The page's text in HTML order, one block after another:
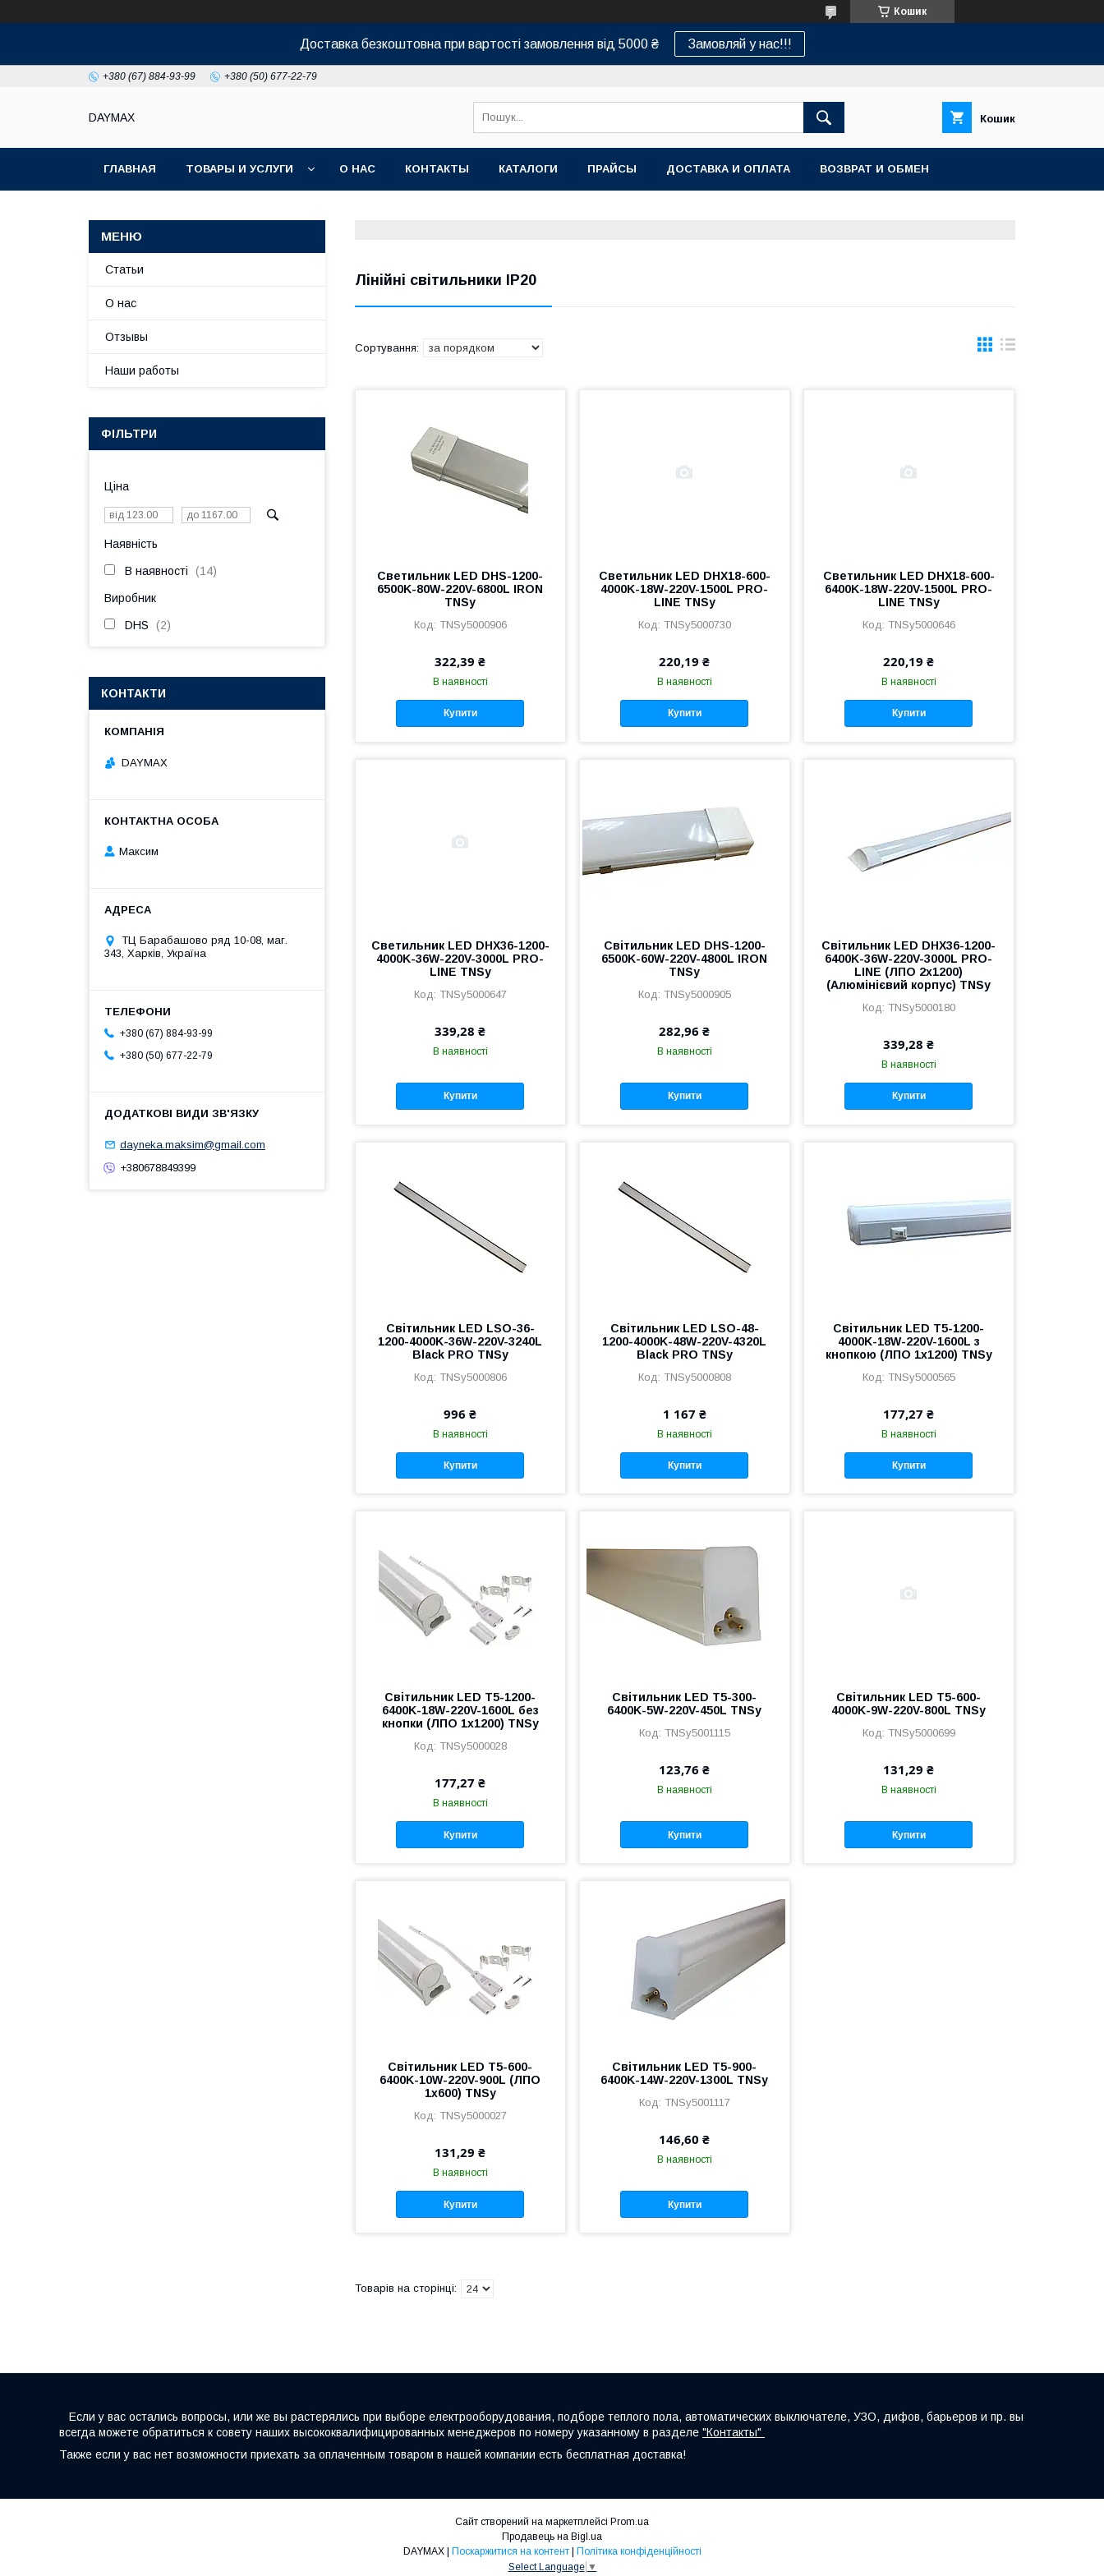
Кошик
Доставка безкоштовна при вартості замовлення від 5000 ₴ Замовляй у нас!!!
+380 (67) 884-93-99 +380 (50) 677-22-79
DAYMAX Кошик
ГЛАВНАЯ ТОВАРЫ И УСЛУГИ О НАС КОНТАКТЫ КАТАЛОГИ ПРАЙСЫ ДОСТАВКА И ОПЛАТА ВОЗВРАТ И ОБМЕН
Лінійні світильники IP20
Светильник LED DHS-1200-
6500K-80W-220V-6800L IRON
TNSy
TNSy5000906
322,39 ₴
В наявності
Купити
Светильник LED DHX18-600-
4000K-18W-220V-1500L PRO-
LINE TNSy
TNSy5000730
220,19 ₴
В наявності
Купити
Светильник LED DHX18-600-
6400K-18W-220V-1500L PRO-
LINE TNSy
TNSy5000646
220,19 ₴
В наявності
Купити
Светильник LED DHX36-1200-
4000K-36W-220V-3000L PRO-
LINE TNSy
TNSy5000647
339,28 ₴
В наявності
Купити
Світильник LED DHS-1200-
6500K-60W-220V-4800L IRON
TNSy
TNSy5000905
282,96 ₴
В наявності
Купити
Світильник LED DHX36-1200-
6400K-36W-220V-3000L PRO-
LINE (ЛПО 2х1200)
(Алюмінієвий корпус) TNSy
TNSy5000180
339,28 ₴
В наявності
Купити
Світильник LED LSO-36-
1200-4000K-36W-220V-3240L
Black PRO TNSy
TNSy5000806
996 ₴
В наявності
Купити
Світильник LED LSO-48-
1200-4000K-48W-220V-4320L
Black PRO TNSy
TNSy5000808
1 167 ₴
В наявності
Купити
Світильник LED T5-1200-
4000K-18W-220V-1600L з
кнопкою (ЛПО 1х1200) TNSy
TNSy5000565
177,27 ₴
В наявності
Купити
Світильник LED T5-1200-
6400K-18W-220V-1600L без
кнопки (ЛПО 1х1200) TNSy
TNSy5000028
177,27 ₴
В наявності
Купити
Світильник LED T5-300-
6400K-5W-220V-450L TNSy
TNSy5001115
123,76 ₴
В наявності
Купити
Світильник LED T5-600-
4000K-9W-220V-800L TNSy
TNSy5000699
131,29 ₴
В наявності
Купити
Світильник LED T5-600-
6400K-10W-220V-900L (ЛПО
1х600) TNSy
TNSy5000027
131,29 ₴
В наявності
Купити
Світильник LED T5-900-
6400K-14W-220V-1300L TNSy
TNSy5001117
146,60 ₴
В наявності
Купити
Статьи
О нас
Отзывы
Наши работы
ФІЛЬТРИ
Ціна
Наявність
В наявності 14
Виробник
DHS 2
КОНТАКТИ
DAYMAX
Максим
ТЦ Барабашово ряд 10-08, маг.
343, Харків, Україна
+380 (67) 884-93-99
+380 (50) 677-22-79
dayneka.maksim@gmail.com
+380678849399
Если у вас остались вопросы, или же вы растерялись при выборе електрооборудования, подборе теплого пола, автоматических выключателе, УЗО, дифов, барьеров и пр. вы
всегда можете обратиться к совету наших высококвалифицированных менеджеров по номеру указанному в разделе "Контакты"
Также если у вас нет возможности приехать за оплаченным товаром в нашей компании есть бесплатная доставка!
Сайт створений на маркетплейсі Prom.ua
Продавець на Bigl.ua
Поскаржитися на контент
Політика конфіденційності
Select Language ▼